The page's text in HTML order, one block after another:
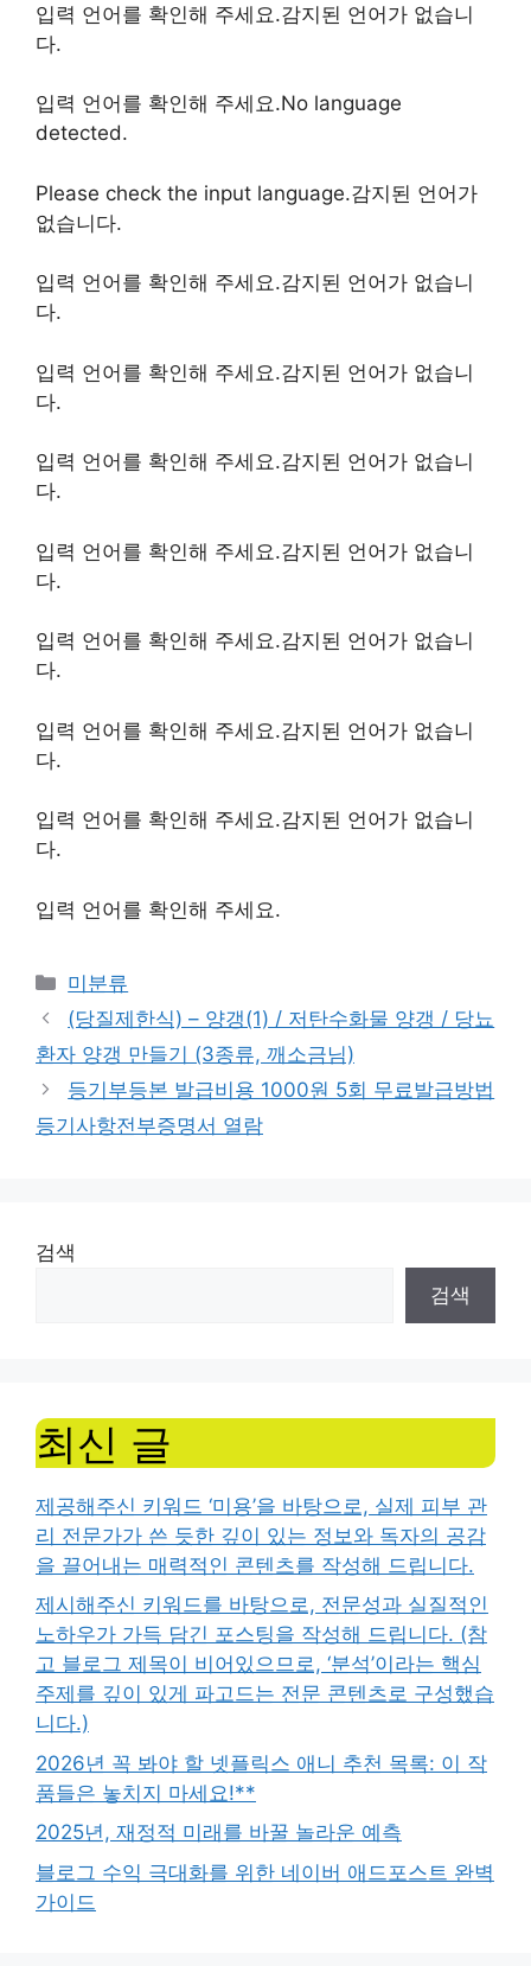
입력 언어를 확인해 주세요.감지된 언어가 없습니
다.
입력 언어를 확인해 주세요.No language
detected.
Please check the input language.감지된 언어가
없습니다.
입력 언어를 확인해 주세요.감지된 언어가 없습니
다.
입력 언어를 확인해 주세요.감지된 언어가 없습니
다.
입력 언어를 확인해 주세요.감지된 언어가 없습니
다.
입력 언어를 확인해 주세요.감지된 언어가 없습니
다.
입력 언어를 확인해 주세요.감지된 언어가 없습니
다.
입력 언어를 확인해 주세요.감지된 언어가 없습니
다.
입력 언어를 확인해 주세요.감지된 언어가 없습니
다.
입력 언어를 확인해 주세요.
Categories
미분류
(당질제한식) – 양갱(1) / 저탄수화물 양갱 / 당뇨
환자 양갱 만들기 (3종류, 깨소금님)
등기부등본 발급비용 1000원 5회 무료발급방법
등기사항전부증명서 열람
검색
검색
최신 글
제공해주신 키워드 ‘미용’을 바탕으로, 실제 피부 관
리 전문가가 쓴 듯한 깊이 있는 정보와 독자의 공감
을 끌어내는 매력적인 콘텐츠를 작성해 드립니다.
제시해주신 키워드를 바탕으로, 전문성과 실질적인
노하우가 가득 담긴 포스팅을 작성해 드립니다. (참
고 블로그 제목이 비어있으므로, ‘분석’이라는 핵심
주제를 깊이 있게 파고드는 전문 콘텐츠로 구성했습
니다.)
2026년 꼭 봐야 할 넷플릭스 애니 추천 목록: 이 작
품들은 놓치지 마세요!**
2025년, 재정적 미래를 바꿀 놀라운 예측
블로그 수익 극대화를 위한 네이버 애드포스트 완벽
가이드